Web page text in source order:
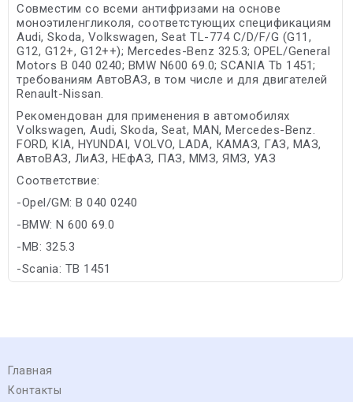
Совместим со всеми антифризами на основе
моноэтиленгликоля, соответстующих спецификациям
Audi, Skoda, Volkswagen, Seat TL-774 C/D/F/G (G11,
G12, G12+, G12++); Mercedes-Benz 325.3; OPEL/General
Motors B 040 0240; BMW N600 69.0; SCANIA Tb 1451;
требованиям АвтоВАЗ, в том числе и для двигателей
Renault-Nissan.
Рекомендован для применения в автомобилях
Volkswagen, Audi, Skoda, Seat, MAN, Mercedes-Benz.
FORD, KIA, HYUNDAI, VOLVO, LADA, КАМАЗ, ГАЗ, МАЗ,
АвтоВАЗ, ЛиАЗ, НЕфАЗ, ПАЗ, ММЗ, ЯМЗ, УАЗ
Соответствие:
-Opel/GM: B 040 0240
-BMW: N 600 69.0
-MB: 325.3
-Scania: TB 1451
Главная
Контакты